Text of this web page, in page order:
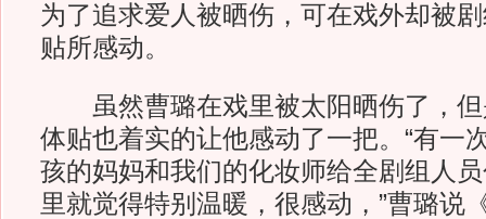
为了追求爱人被晒伤，可在戏外却被
贴所感动。
虽然曹璐在戏里被太阳晒伤了，但
体贴也着实的让他感动了一把。“有一
孩的妈妈和我们的化妆师给全剧组人
里就觉得特别温暖，很感动，”曹璐说